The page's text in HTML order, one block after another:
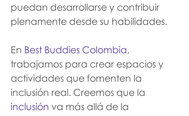
puedan desarrollarse y contribuir
plenamente desde su habilidades.
En Best Buddies Colombia,
trabajamos para crear espacios y
actividades que fomenten la
inclusión real. Creemos que la
inclusión va más allá de la